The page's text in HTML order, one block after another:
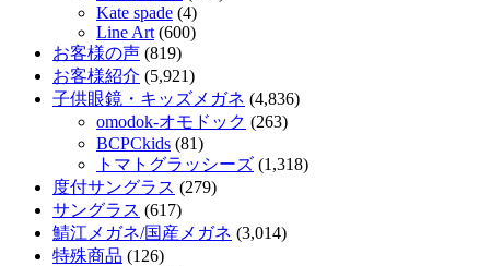
Kate spade (4)
Line Art (600)
お客様の声 (819)
お客様紹介 (5,921)
子供眼鏡・キッズメガネ (4,836)
omodok-オモドック (263)
BCPCkids (81)
トマトグラッシーズ (1,318)
度付サングラス (279)
サングラス (617)
鯖江メガネ/国産メガネ (3,014)
特殊商品 (126)